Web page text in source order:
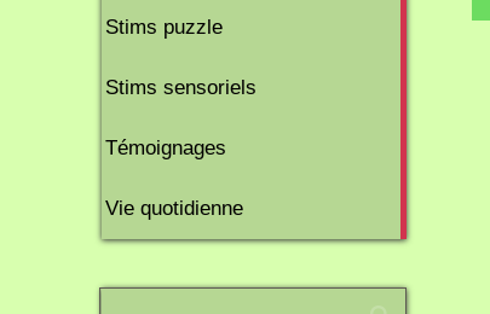
Stims puzzle
Stims sensoriels
Témoignages
Vie quotidienne